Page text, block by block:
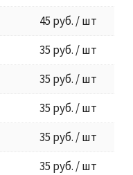
45 руб. / шт
35 руб. / шт
35 руб. / шт
35 руб. / шт
35 руб. / шт
35 руб. / шт